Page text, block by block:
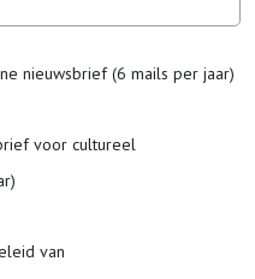
nieuwsbrief (6 mails per jaar)
voor cultureel
van